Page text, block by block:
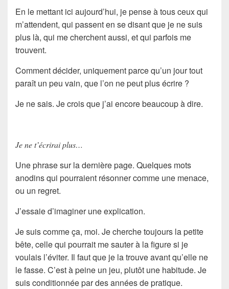
En le mettant ici aujourd’hui, je pense à tous ceux qui
m’attendent, qui passent en se disant que je ne suis
plus là, qui me cherchent aussi, et qui parfois me
trouvent.
Comment décider, uniquement parce qu’un jour tout
paraît un peu vain, que l’on ne peut plus écrire ?
Je ne sais. Je crois que j’ai encore beaucoup à dire.
Je ne t’écrirai plus…
Une phrase sur la dernière page. Quelques mots
anodins qui pourraient résonner comme une menace,
ou un regret.
J’essaie d’imaginer une explication.
Je suis comme ça, moi. Je cherche toujours la petite
bête, celle qui pourrait me sauter à la figure si je
voulais l’éviter. Il faut que je la trouve avant qu’elle ne
le fasse. C’est à peine un jeu, plutôt une habitude. Je
suis conditionnée par des années de pratique.